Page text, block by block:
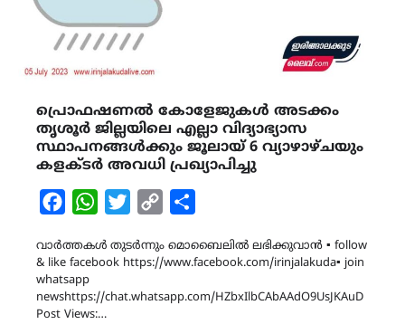
പ്രൊഫഷണൽ കോളേജുകൾ അടക്കം
തൃശൂർ ജില്ലയിലെ എല്ലാ വിദ്യാഭ്യാസ
സ്ഥാപനങ്ങൾക്കും ജൂലായ് 6 വ്യാഴാഴ്ചയും
കളക്ടർ അവധി പ്രഖ്യാപിച്ചു
FacebookWhatsAppTwitterCopy
വാർത്തകൾ തുടർന്നും മൊബൈലിൽ ലഭിക്കുവാൻ ▪ follow
& like facebook https://www.facebook.com/irinjalakuda▪ join
whatsapp
newshttps://chat.whatsapp.com/HZbxIlbCAbAAdO9UsJKAuD
Post Views:…